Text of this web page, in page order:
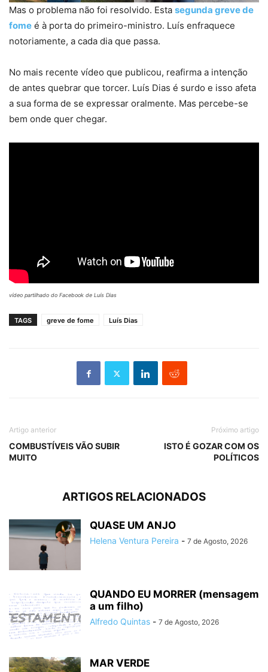
Mas o problema não foi resolvido. Esta segunda greve de
fome é à porta do primeiro-ministro. Luís enfraquece
notoriamente, a cada dia que passa.
No mais recente vídeo que publicou, reafirma a intenção
de antes quebrar que torcer. Luís Dias é surdo e isso afeta
a sua forma de se expressar oralmente. Mas percebe-se
bem onde quer chegar.
vídeo partilhado do Facebook de Luís Dias
TAGS greve de fome Luís Dias
Artigo anterior
COMBUSTÍVEIS VÃO SUBIR
MUITO
Próximo artigo
ISTO É GOZAR COM OS
POLÍTICOS
ARTIGOS RELACIONADOS
QUASE UM ANJO
Helena Ventura Pereira - 7 de Agosto, 2026
QUANDO EU MORRER (mensagem
a um filho)
Alfredo Quintas - 7 de Agosto, 2026
MAR VERDE